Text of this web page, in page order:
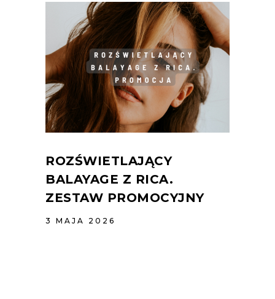
ROZŚWIETLAJĄCY
BALAYAGE Z RICA.
ZESTAW PROMOCYJNY
3 MAJA 2026